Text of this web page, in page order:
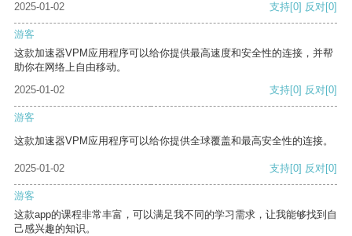
2025-01-02 支持[0] 反对[0]
游客
这款加速器VPM应用程序可以给你提供最高速度和安全性的连接，并帮
助你在网络上自由移动。
2025-01-02
支持[0] 反对[0]
游客
这款加速器VPM应用程序可以给你提供全球覆盖和最高安全性的连接。
2025-01-02 支持[0] 反对[0]
游客
这款app的课程非常丰富，可以满足我不同的学习需求，让我能够找到自
己感兴趣的知识。